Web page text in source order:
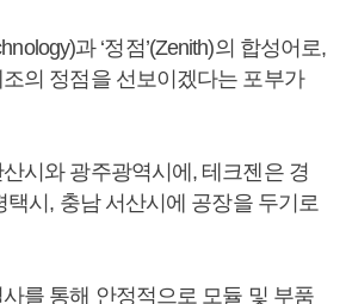
과 ‘정점’(Zenith)의 합성어로,
의 정점을 선보이겠다는 포부가
시와 광주광역시에, 테크젠은 경
택시, 충남 서산시에 공장을 두기로
를 통해 안정적으로 모듈 및 부품